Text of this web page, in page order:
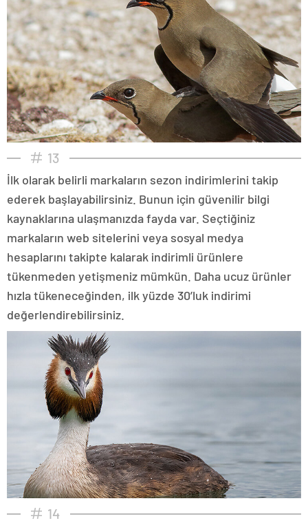
13
İlk olarak belirli markaların sezon indirimlerini takip
ederek başlayabilirsiniz. Bunun için güvenilir bilgi
kaynaklarına ulaşmanızda fayda var. Seçtiğiniz
markaların web sitelerini veya sosyal medya
hesaplarını takipte kalarak indirimli ürünlere
tükenmeden yetişmeniz mümkün. Daha ucuz ürünler
hızla tükeneceğinden, ilk yüzde 30’luk indirimi
değerlendirebilirsiniz.
14